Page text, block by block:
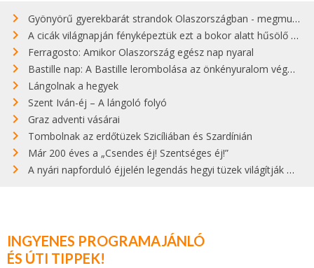
Gyönyörű gyerekbarát strandok Olaszországban - megmutatjuk a 15 legjobbat
A cicák világnapján fényképeztük ezt a bokor alatt hűsölő cicát Kisorosziban
Ferragosto: Amikor Olaszország egész nap nyaral
Bastille nap: A Bastille lerombolása az önkényuralom végét jelentette
Lángolnak a hegyek
Szent Iván-éj – A lángoló folyó
Graz adventi vásárai
Tombolnak az erdőtüzek Szicíliában és Szardínián
Már 200 éves a „Csendes éj! Szentséges éj!”
A nyári napforduló éjjelén legendás hegyi tüzek világítják meg Zugspitzét
INGYENES PROGRAMAJÁNLÓ
ÉS ÚTI TIPPEK!